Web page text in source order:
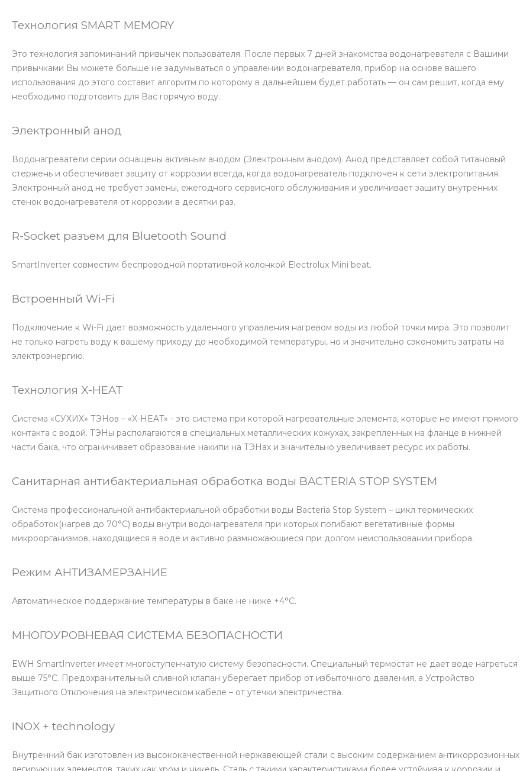
Технология SMART MEMORY
Это технология запоминаний привычек пользователя. После первых 7 дней знакомства водонагревателя с Вашими
привычками Вы можете больше не задумываться о управлении водонагревателя, прибор на основе вашего
использования до этого составит алгоритм по которому в дальнейшем будет работать — он сам решит, когда ему
необходимо подготовить для Вас горячую воду.
Электронный анод
Водонагреватели серии оснащены активным анодом (Электронным анодом). Анод представляет собой титановый
стержень и обеспечивает защиту от коррозии всегда, когда водонагреватель подключен к сети электропитания.
Электронный анод не требует замены, ежегодного сервисного обслуживания и увеличивает защиту внутренних
стенок водонагревателя от коррозии в десятки раз.
R-Socket разъем для Bluetooth Sound
SmartInverter совместим беспроводной портативной колонкой Electrolux Mini beat.
Встроенный Wi-Fi
Подключение к Wi-Fi дает возможность удаленного управления нагревом воды из любой точки мира. Это позволит
не только нагреть воду к вашему приходу до необходимой температуры, но и значительно сэкономить затраты на
электроэнергию.
Технология X-HEAT
Система «СУХИХ» ТЭНов – «X-HEAT» - это система при которой нагревательные элемента, которые не имеют прямого
контакта с водой. ТЭНы располагаются в специальных металлических кожухах, закрепленных на фланце в нижней
части бака, что ограничивает образование накипи на ТЭНах и значительно увеличивает ресурс их работы.
Санитарная антибактериальная обработка воды BACTERIA STOP SYSTEM
Система профессиональной антибактериальной обработки воды Bacteria Stop System – цикл термических
обработок(нагрев до 70°С) воды внутри водонагревателя при которых погибают вегетативные формы
микроорганизмов, находящиеся в воде и активно размножающиеся при долгом неиспользовании прибора.
Режим АНТИЗАМЕРЗАНИЕ
Автоматическое поддержание температуры в баке не ниже +4°С.
МНОГОУРОВНЕВАЯ СИСТЕМА БЕЗОПАСНОСТИ
EWH SmartInverter имеет многоступенчатую систему безопасности. Специальный термостат не дает воде нагреться
выше 75°C. Предохранительный сливной клапан уберегает прибор от избыточного давления, а Устройство
Защитного Отключения на электрическом кабеле – от утечки электричества.
INOX + technology
Внутренний бак изготовлен из высококачественной нержавеющей стали с высоким содержанием антикоррозионных